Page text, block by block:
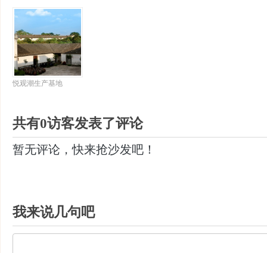
悦观潮生产基地
共有0访客发表了评论
暂无评论，快来抢沙发吧！
我来说几句吧